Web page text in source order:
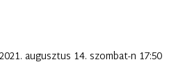
2021. augusztus 14. szombat-n 17:50